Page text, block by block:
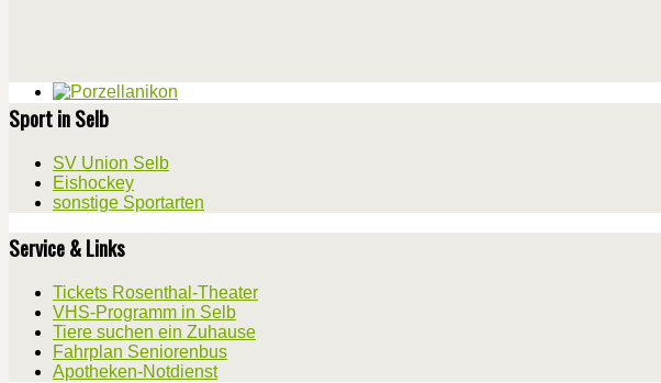
Sport in Selb
SV Union Selb
Eishockey
sonstige Sportarten
Service & Links
Tickets Rosenthal-Theater
VHS-Programm in Selb
Tiere suchen ein Zuhause
Fahrplan Seniorenbus
Apotheken-Notdienst